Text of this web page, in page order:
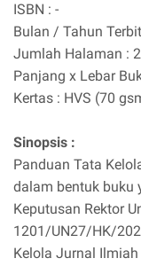
ISBN : -
Bulan / Tahun
Jumlah Halaman :
Panjang x Lebar
Kertas : HVS (70
Sinopsis :
Panduan Tata
dalam bentuk buku
Keputusan Rektor
1201/UN27/HK/
Kelola Jurnal